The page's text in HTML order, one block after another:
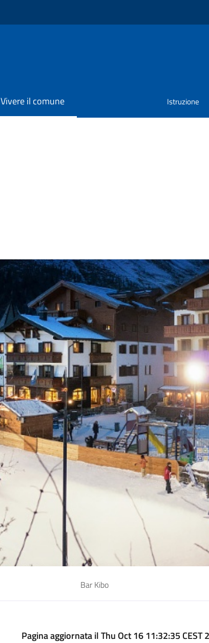
Vivere il comune Istruzione
Bar Kibo
Pagina aggiornata il Thu Oct 16 11:32:35 CEST